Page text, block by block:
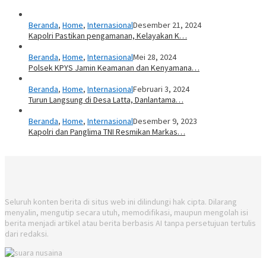
Beranda, Home, InternasionalDesember 21, 2024
Kapolri Pastikan pengamanan, Kelayakan K…
Beranda, Home, InternasionalMei 28, 2024
Polsek KPYS Jamin Keamanan dan Kenyamana…
Beranda, Home, InternasionalFebruari 3, 2024
Turun Langsung di Desa Latta, Danlantama…
Beranda, Home, InternasionalDesember 9, 2023
Kapolri dan Panglima TNI Resmikan Markas…
Seluruh konten berita di situs web ini dilindungi hak cipta. Dilarang
menyalin, mengutip secara utuh, memodifikasi, maupun mengolah isi
berita menjadi artikel atau berita berbasis AI tanpa persetujuan tertulis
dari redaksi.